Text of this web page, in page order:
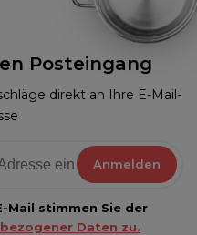
Posteingang
direkt an Ihre E-Mail-
Anmelden
Mail stimmen Sie der
Daten zu.